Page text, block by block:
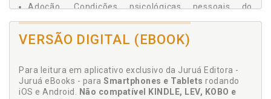
2.1 Variáveis identificadas pelos psicólogos como
adequadas ou não para favorecer o requerente à
adoção em casos gerais, p. 128
a) A motivação para a adoção: por que se quer
b) Condições psicológicas pessoais do requerente, p.
131
c) Qualidade da relação afetiva entre os membros que
Adoção. Condições psicológicas pessoais do
requerente, p. 131
Adoção. Critérios utilizados pelos psicólogos na
avaliação psicológica no processo de adoção, p. 128
participaram do processo de adoção por pessoas
homossexuais, p. 222
VERSÃO DIGITAL (EBOOK)
Para leitura em aplicativo exclusivo da Juruá Editora -
Juruá eBooks - para Smartphones e Tablets rodando
iOS e Android. Não compatível KINDLE, LEV, KOBO e